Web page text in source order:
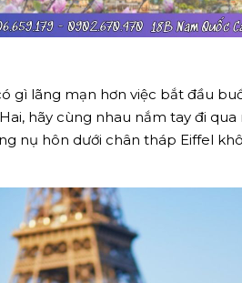
gì lãng mạn hơn việc bắt đầu
hãy cùng nhau nắm tay đi
nụ hôn dưới chân tháp Eiffel